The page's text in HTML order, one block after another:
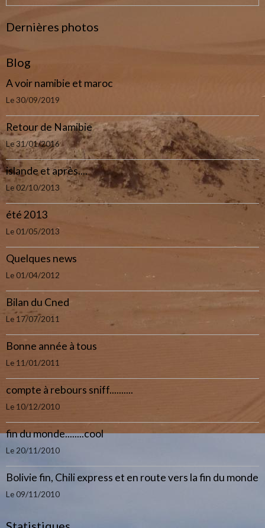
Dernières photos
Blog
A voir namibie et maroc
Le 30/09/2019
Retour de Namibie
Le 31/01/2016
islande et après....
Le 02/10/2013
été 2013
Le 01/05/2013
Quelques news
Le 01/04/2012
Bilan du Cned
Le 17/07/2011
Bonne année à tous
Le 11/01/2011
compte à rebours sniff..........
Le 10/12/2010
fin du monde........cool
Le 20/11/2010
Bolivie fin, Chili express et en route vers la fin du monde
Le 09/11/2010